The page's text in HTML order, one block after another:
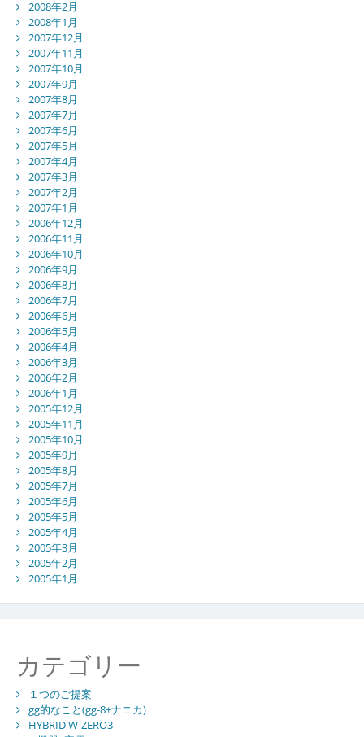
2008年2月
2008年1月
2007年12月
2007年11月
2007年10月
2007年9月
2007年8月
2007年7月
2007年6月
2007年5月
2007年4月
2007年3月
2007年2月
2007年1月
2006年12月
2006年11月
2006年10月
2006年9月
2006年8月
2006年7月
2006年6月
2006年5月
2006年4月
2006年3月
2006年2月
2006年1月
2005年12月
2005年11月
2005年10月
2005年9月
2005年8月
2005年7月
2005年6月
2005年5月
2005年4月
2005年3月
2005年2月
2005年1月
カテゴリー
１つのご提案
gg的なこと(gg-8+ナニカ)
HYBRID W-ZERO3